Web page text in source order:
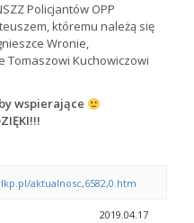
Policjantów OPP
któremu należą się
Wronie,
Tomaszowi Kuchowiczowi
wspierające
aktualnosc,6582,0.htm
2019.04.17